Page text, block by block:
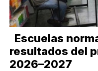
Escuelas
resultados del
2026–2027